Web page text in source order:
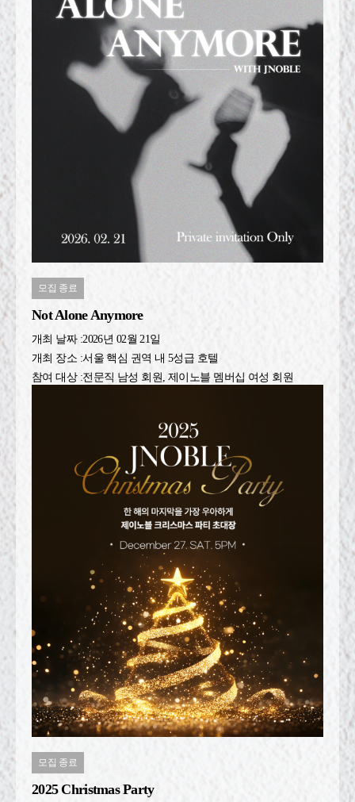
모집 종료
Not Alone Anymore
개최 날짜 :2026년 02월 21일
개최 장소 :서울 핵심 권역 내 5성급 호텔
참여 대상 :전문직 남성 회원, 제이노블 멤버십 여성 회원
모집 종료
2025 Christmas Party